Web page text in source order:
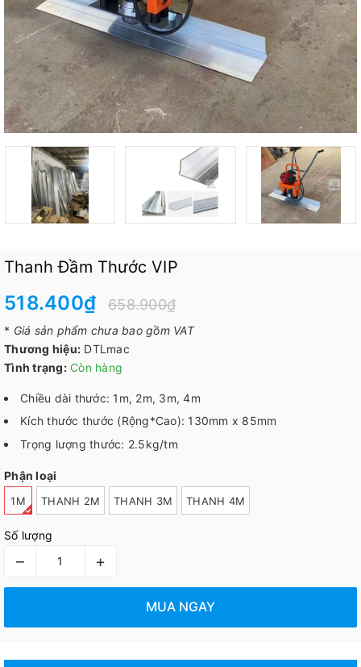
Thanh Đầm Thước VIP
518.400₫ 658.900₫
* Giá sản phẩm chưa bao gồm VAT
Thương hiệu: DTLmac
Tình trạng: Còn hàng
Chiều dài thước: 1m, 2m, 3m, 4m
Kích thước thước (Rộng*Cao): 130mm x 85mm
Trọng lượng thước: 2.5kg/tm
Phận loại
1M THANH 2M THANH 3M THANH 4M
Số lượng
– +
MUA NGAY